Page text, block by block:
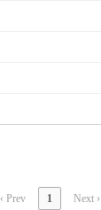
‹ Prev 1 Next ›